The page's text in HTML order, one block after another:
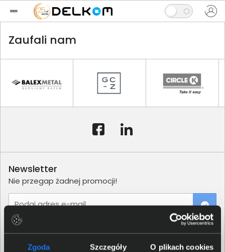
Zgoda Szczegóły O plikach cookies
Zaufali nam
Newsletter
Nie przegap żadnej promocji!
Podaj adres e-mail